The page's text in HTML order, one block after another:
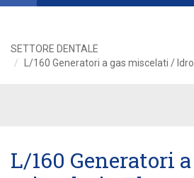
navigation
SETTORE DENTALE
L/160 Generatori a gas miscelati /
L/160 Generatori